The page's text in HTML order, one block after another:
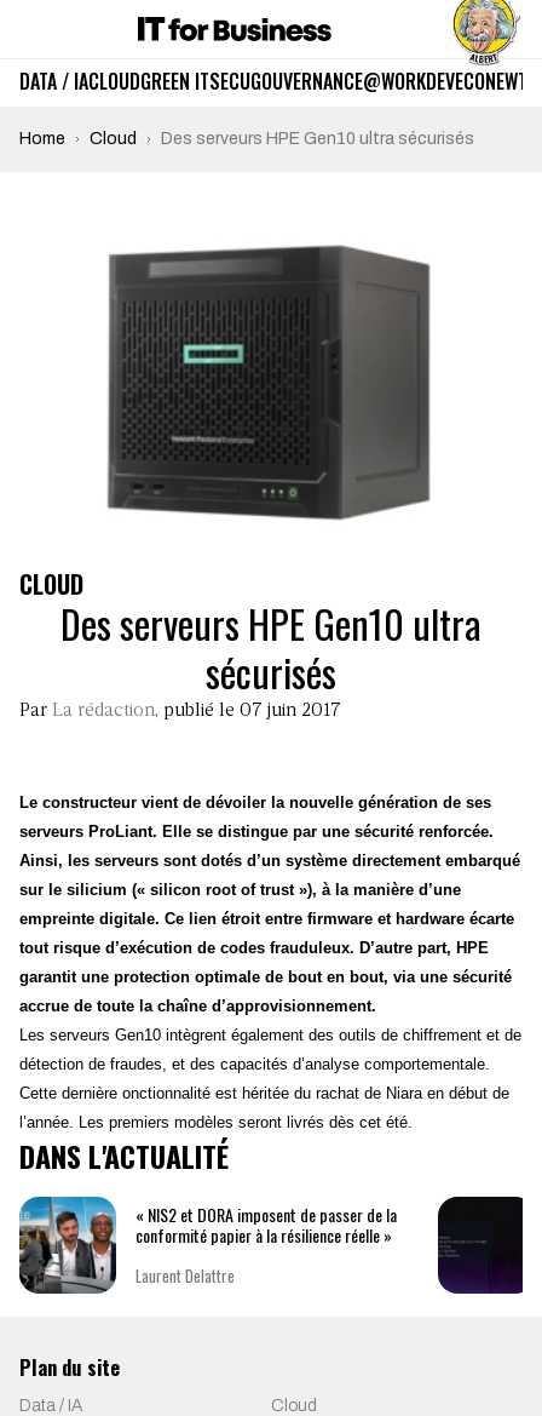
DATA / IACLOUDGREEN ITSECUGOUVERNANCE@WORKDEVECO
Home Cloud Des serveurs HPE Gen10 ultra sécurisés
CLOUD
Des serveurs HPE Gen10 ultra
sécurisés
Par La rédaction, publié le 07 juin 2017
Le constructeur vient de dévoiler la nouvelle génération de ses
serveurs ProLiant. Elle se distingue par une sécurité renforcée.
Ainsi, les serveurs sont dotés d’un système directement embarqué
sur le silicium (« silicon root of trust »), à la manière d’une
empreinte digitale. Ce lien étroit entre firmware et hardware écarte
tout risque d’exécution de codes frauduleux. D’autre part, HPE
garantit une protection optimale de bout en bout, via une sécurité
accrue de toute la chaîne d’approvisionnement.
Les serveurs Gen10 intègrent également des outils de chiffrement et de
détection de fraudes, et des capacités d’analyse comportementale.
Cette dernière onctionnalité est héritée du rachat de Niara en début de
l’année. Les premiers modèles seront livrés dès cet été.
DANS L'ACTUALITÉ
« NIS2 et DORA imposent de passer de la
conformité papier à la résilience réelle »
Laurent Delattre
Plan du site
Data / IA
Cloud